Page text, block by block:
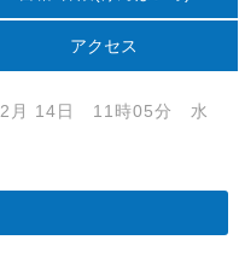
アクセス
2月 14日 11時05分 水